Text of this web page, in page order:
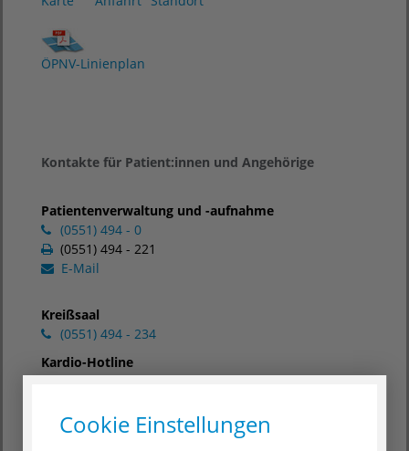
ÖPNV-Linienplan
Kontakte für Patient:innen und Angehörige
Patientenverwaltung und -aufnahme
(0551) 494 - 0
(0551) 494 - 221
E-Mail
Kreißsaal
(0551) 494 - 234
Kardio-Hotline
(0551) 494 - 244
Entlassmanagement/Kliniksozialdienst
Cookie Einstellungen